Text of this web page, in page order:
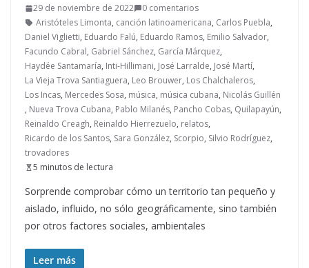
29 de noviembre de 2022
0 comentarios
Aristóteles Limonta, canción latinoamericana, Carlos Puebla,
Daniel Viglietti, Eduardo Falú, Eduardo Ramos, Emilio Salvador,
Facundo Cabral, Gabriel Sánchez, García Márquez,
Haydée Santamaría, Inti-Hillimani, José Larralde, José Martí,
La Vieja Trova Santiaguera, Leo Brouwer, Los Chalchaleros,
Los Incas, Mercedes Sosa, música, música cubana, Nicolás Guillén
, Nueva Trova Cubana, Pablo Milanés, Pancho Cobas, Quilapayún,
Reinaldo Creagh, Reinaldo Hierrezuelo, relatos,
Ricardo de los Santos, Sara González, Scorpio, Silvio Rodríguez,
trovadores
5 minutos de lectura
Sorprende comprobar cómo un territorio tan pequeño y
aislado, influido, no sólo geográficamente, sino también
por otros factores sociales, ambientales
Leer más